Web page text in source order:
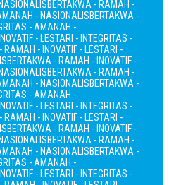
BERTAKWA - RAMAH -
- NASIONALISBERTAKWA -
- AMANAH -
- LESTARI - INTEGRITAS -
RAMAH - INOVATIF - LESTARI -
BERTAKWA - RAMAH - INOVATIF -
BERTAKWA - RAMAH -
- NASIONALISBERTAKWA -
- AMANAH -
- LESTARI - INTEGRITAS -
RAMAH - INOVATIF - LESTARI -
BERTAKWA - RAMAH - INOVATIF -
BERTAKWA - RAMAH -
- NASIONALISBERTAKWA -
- AMANAH -
- LESTARI - INTEGRITAS -